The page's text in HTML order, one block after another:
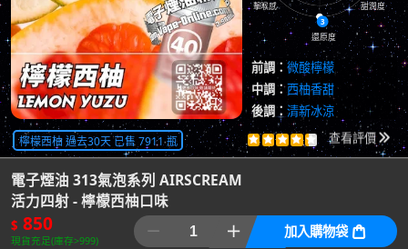
3
甜潤度
還原度
擊喉感
前調： 微酸檸檬
中調：西柚香甜
後調： 清新冰涼
檸檬西柚 過去30天 已售 7911 瓶      共3209評價
查看評價
電子煙油 313氣泡系列 AIRSCREAM
活力四射 - 檸檬西柚口味
$ 850
現貨充足(庫存>999)
  加入購物袋 